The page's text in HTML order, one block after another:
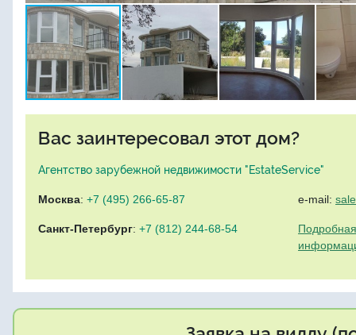
Вас заинтересовал этот дом?
Агентство зарубежной недвижимости "EstateService"
Москва: +7 (495) 266-65-87
Санкт-Петербург: +7 (812) 244-68-54
e-mail: